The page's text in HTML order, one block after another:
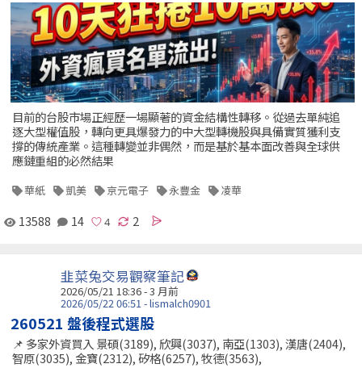
目前的台股市場正經歷一場顯著的資金結構性轉移。從過去單純追
逐大型權值股，轉向更具爆發力的中大型轉機股與具備實質獲利支
撐的傳統產業。這種轉變並非偶然，而是基於基本面改善與全球供
應鏈重組的必然結果
華紙 凱美 京元電子 永豐金 凌華
13588 14 2
韭菜兔交易觀察筆記
2026/05/21 18:36 - 3 月前
2026/05/22 06:51 - lismalch0901
260521 盤後程式選股
📌 多家外資買入 景碩(3189), 欣興(3037), 南亞(1303), 漢唐(2404),
智原(3035), 金寶(2312), 矽格(6257), 牧德(3563),